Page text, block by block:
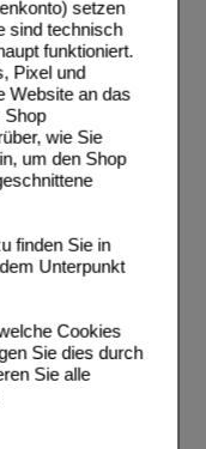
setzen
sind technisch
funktioniert.
Pixel und
Website an das
Shop
wie Sie
um den Shop
finden Sie in
Unterpunkt
Cookies
Sie dies durch
Sie alle